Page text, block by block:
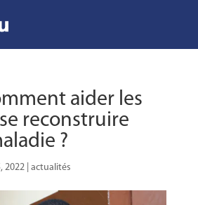
aider les
reconstruire
?
2022| actualités